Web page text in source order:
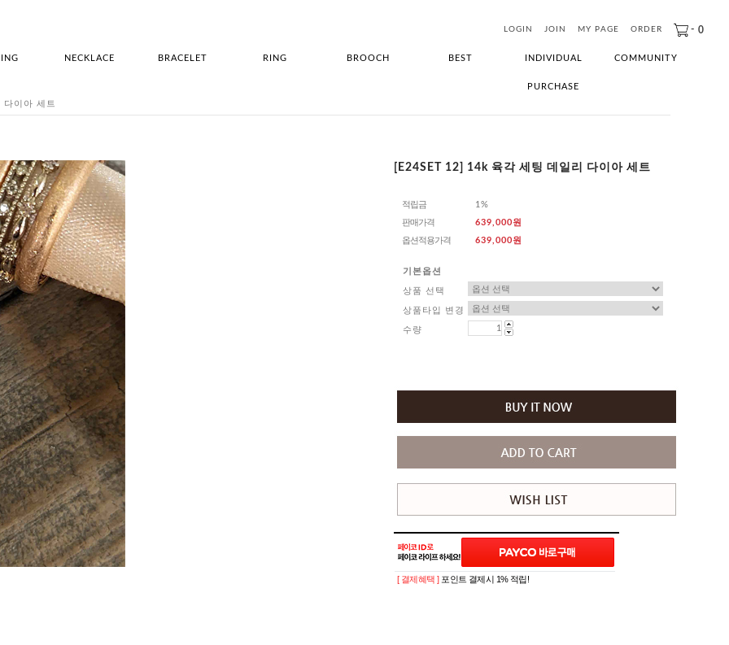
LOGIN JOIN MY PAGE ORDER - 0
NECKLACE BRACELET RING BROOCH BEST INDIVIDUAL
PURCHASE
COMMUNITY
이아 세트
[E24SET 12] 14k 육각 세팅 데일리 다이아 세트
적립금
1%
판매가격
639,000원
옵션적용가격
639,000원
기본옵션
상품 선택
상품타입 변경
수량
[ 결제혜택 ] 포인트 결제시 1% 적립!